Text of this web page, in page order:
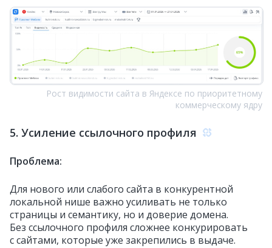
Рост видимости сайта в Яндексе по приоритетному
коммерческому ядру
5. Усиление ссылочного профиля
Проблема:
Для нового или слабого сайта в конкурентной
локальной нише важно усиливать не только
страницы и семантику, но и доверие домена.
Без ссылочного профиля сложнее конкурировать
с сайтами, которые уже закрепились в выдаче.